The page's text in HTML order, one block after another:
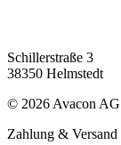
Schillerstraße 3
38350 Helmstedt
© 2026 Avacon AG
Zahlung & Versand